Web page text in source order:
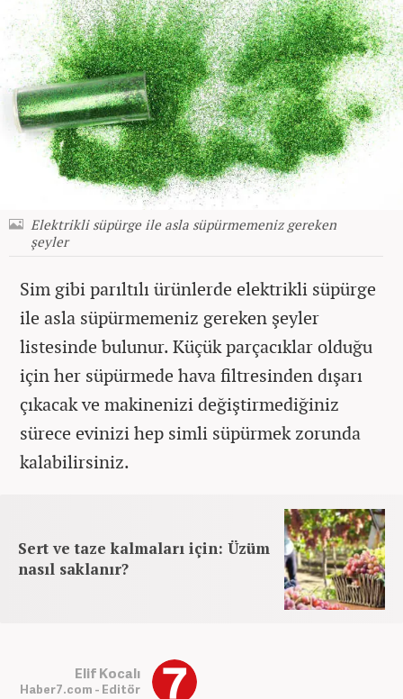
Elektrikli süpürge ile asla süpürmemeniz gereken
şeyler
Sim gibi parıltılı ürünlerde elektrikli süpürge
ile asla süpürmemeniz gereken şeyler
listesinde bulunur. Küçük parçacıklar olduğu
için her süpürmede hava filtresinden dışarı
çıkacak ve makinenizi değiştirmediğiniz
sürece evinizi hep simli süpürmek zorunda
kalabilirsiniz.
Sert ve taze kalmaları için: Üzüm
nasıl saklanır?
Elif Kocalı
Haber7.com - Editör